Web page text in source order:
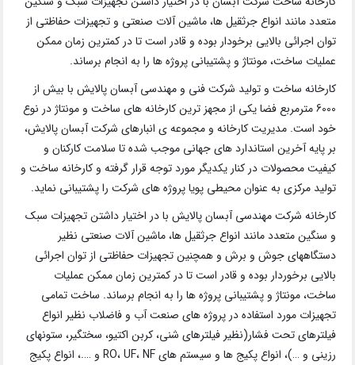
متعدد مانند انواع جرثقیل ها، ماشین آلات صنعتی و تجهیزات حفاظتی از
توان اجرائی بالایی برخودار بوده و قادر است تا در کمترین زمان ممکن
عملیات ساخت، مونتاژ و پشتیبانی پروژه ها را به انجام برساند.
کارخانه ساخت و تولید شرکت فنی و مهندسی آبسان پالایش با بیش از
6000 مترمربع فضا یکی از مجهز ترین کارخانه های ساخت و مونتاژ در نوع
خود است. مدیریت کارخانه و مجموعه ی انبارهای شرکت آبسان پالایش،
بر پایه آخرین استاندارد های جهانی موجب شده تا سلامت کارکنان و
کیفیت محصولات در کنار یکدیگر مورد توجه قرار گرفته و کارخانه ساخت و
تولید مرکزی به عنوان محیطی پویا پروژه های شرکت را پشتیبانی نماید.
کارخانه شرکت مهندسی آبسان پالایش با در اختیار داشتن تجهیزات سبک
و سنگین متعدد مانند انواع جرثقیل ها، ماشین آلات صنعتی نظیر
دستگاههای جوش و برش و همچنین تجهیزات حفاظتی از توان اجرائی
بالایی برخوردار بوده و قادر است تا در کمترین زمان ممکن عملیات
ساخت، مونتاژ و پشتیبانی پروژه ها را به انجام برساند. ساخت تمامی
تجهیزات مورد استفاده در پروژه های صنعت آب و فاضلاب نظیر انواع
فیلترهای تحت فشار(نظیر فیلترهای شنی، کربن اکتیو، سختگیر، ستونهای
رزینی و …)، انواع پکیج ها و سیستم های RO، UF، NF و ….، انواع پکیج